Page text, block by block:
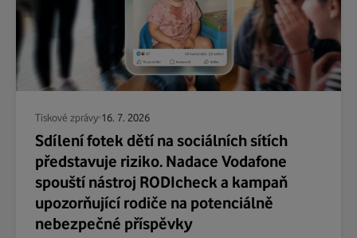
Tiskové zprávy 16. 7. 2026
Sdílení fotek dětí na sociálních sítích
představuje riziko. Nadace Vodafone
spouští nástroj RODIcheck a kampaň
upozorňující rodiče na potenciálně
nebezpečné příspěvky